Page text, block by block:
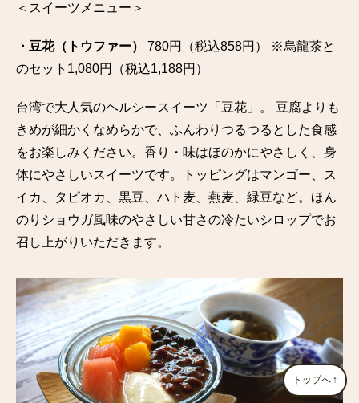
＜スイーツメニュー＞
・豆花（トウファー）
780円（税込858円） ※烏龍茶と
のセット1,080円（税込1,188円）
台湾で大人気のヘルシースイーツ「豆花」。 豆腐よりも
きめが細かくなめらかで、ふんわりつるつるとした食感
をお楽しみください。香り・味はほのかにやさしく、身
体にやさしいスイーツです。トッピングはマンゴー、ス
イカ、タピオカ、黒豆、ハト麦、燕麦、緑豆など。ほん
のりショウガ風味のやさしい甘さの冷たいシロップでお
召し上がりいただきます。
トップへ ↑